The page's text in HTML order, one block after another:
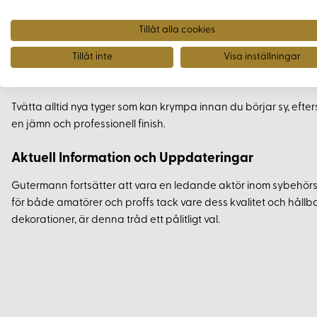
Lämplig för både handsömnad och maskinsömnad
Tvätta alltid nya tyger som kan krympa innan du börjar sy,
en jämn och professionell finish.
Aktuell Information och Uppdateringar
Gutermann fortsätter att vara en ledande aktör inom
för både amatörer och proffs tack vare dess kvalitet och
dekorationer, är denna tråd ett pålitligt val.
Tillåt alla cookies
Tillåt inte Visa inställningar